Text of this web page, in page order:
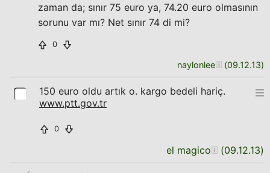
zaman da; sınır 75 euro ya, 74.20 euro olmasının
sorunu var mı? Net sınır 74 di mi?
0
naylonlee (09.12.13)
150 euro oldu artık o. kargo bedeli hariç.
www.ptt.gov.tr
0
el magico (09.12.13)